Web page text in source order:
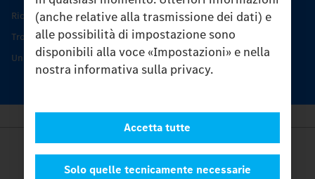
(anche relative alla trasmissione dei dati) e
alle possibilità di impostazione sono
disponibili alla voce «Impostazioni» e nella
nostra informativa sulla privacy.
Solo quelle tecnicamente necessarie
Accetta tutte
Ricambi originali
Trovare un partner
Unimog Service Days
Provider
Legal Notice